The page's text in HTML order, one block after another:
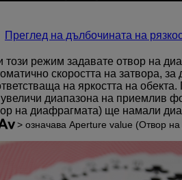
Преглед на дълбочината на
този режим задавате отвор на
скоростта на затвора,
на яркостта на
диапазона на приемлив
на диафрагмата) ще намали
означава Aperture value (Отвор на